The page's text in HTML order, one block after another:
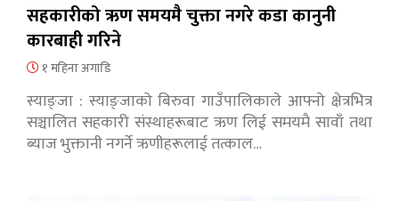
सहकारीको ऋण समयमै चुक्ता नगरे कडा कानुनी
कारबाही गरिने
१ महिना अगाडि
स्याङ्जा : स्याङ्जाको बिरुवा गाउँपालिकाले आफ्नो क्षेत्रभित्र
सञ्चालित सहकारी संस्थाहरूबाट ऋण लिई समयमै सावाँ तथा
ब्याज भुक्तानी नगर्ने ऋणीहरूलाई तत्काल…